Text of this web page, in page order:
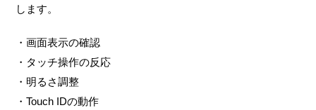
します。
・画面表示の確認
・タッチ操作の反応
・明るさ調整
・Touch IDの動作